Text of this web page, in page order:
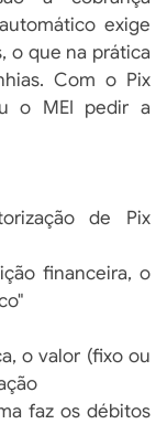
exige
o que na prática
Com o Pix
o MEI pedir a
de Pix
financeira, o
o valor (fixo ou
faz os débitos